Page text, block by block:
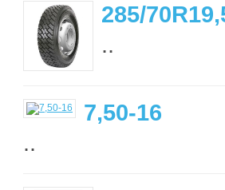
285/
..
7,50-16
..